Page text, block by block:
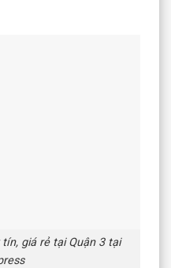
giá rẻ tại Quận 3 tại